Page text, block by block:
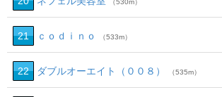
（530m）
21 ｃｏｄｉｎｏ （533m）
22 ダブルオーエイト（００８） （535m）